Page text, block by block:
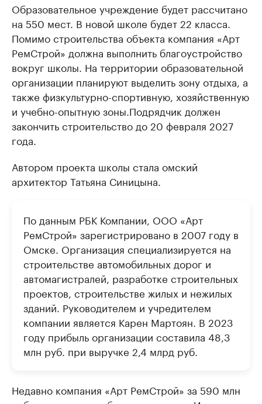
Образовательное учреждение будет рассчитано
на 550 мест. В новой школе будет 22 класса.
Помимо строительства объекта компания «Арт
РемСтрой» должна выполнить благоустройство
вокруг школы. На территории образовательной
организации планируют выделить зону отдыха, а
также физкультурно-спортивную, хозяйственную
и учебно-опытную зоны.Подрядчик должен
закончить строительство до 20 февраля 2027
года.
Автором проекта школы стала омский
архитектор Татьяна Синицына.
По данным РБК Компании, ООО «Арт
РемСтрой» зарегистрировано в 2007 году в
Омске. Организация специализируется на
строительстве автомобильных дорог и
автомагистралей, разработке строительных
проектов, строительстве жилых и нежилых
зданий. Руководителем и учредителем
компании является Карен Мартоян. В 2023
году прибыль организации составила 48,3
млн руб. при выручке 2,4 млрд руб.
Недавно компания «Арт РемСтрой» за 590 млн